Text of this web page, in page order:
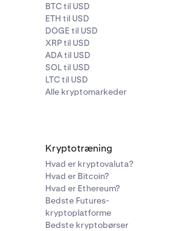
BTC til USD
ETH til USD
DOGE til USD
XRP til USD
ADA til USD
SOL til USD
LTC til USD
Alle kryptomarkeder
Kryptotræning
Hvad er kryptovaluta?
Hvad er Bitcoin?
Hvad er Ethereum?
Bedste Futures-
kryptoplatforme
Bedste kryptobørser